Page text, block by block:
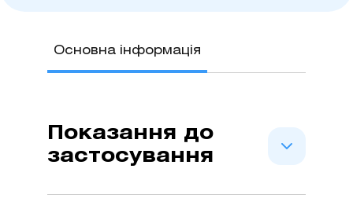
Основна інформація
Показання до
застосування